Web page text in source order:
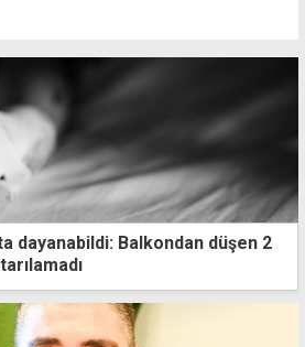
dayanabildi: Balkondan düşen 2